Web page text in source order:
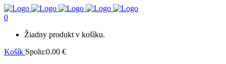
0
Žiadny produkt v košíku.
Košík Spolu:0.00 €